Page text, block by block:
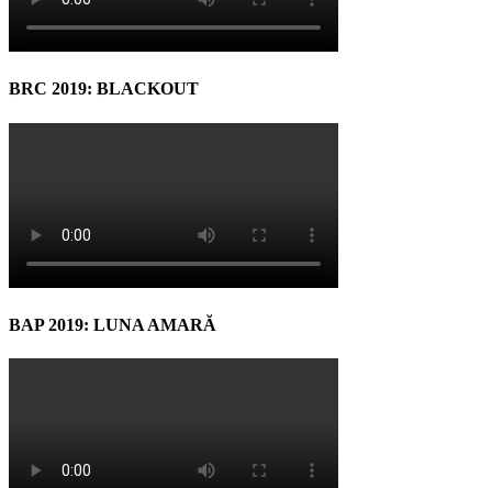
BRC 2019: BLACKOUT
BAP 2019: LUNA AMARĂ